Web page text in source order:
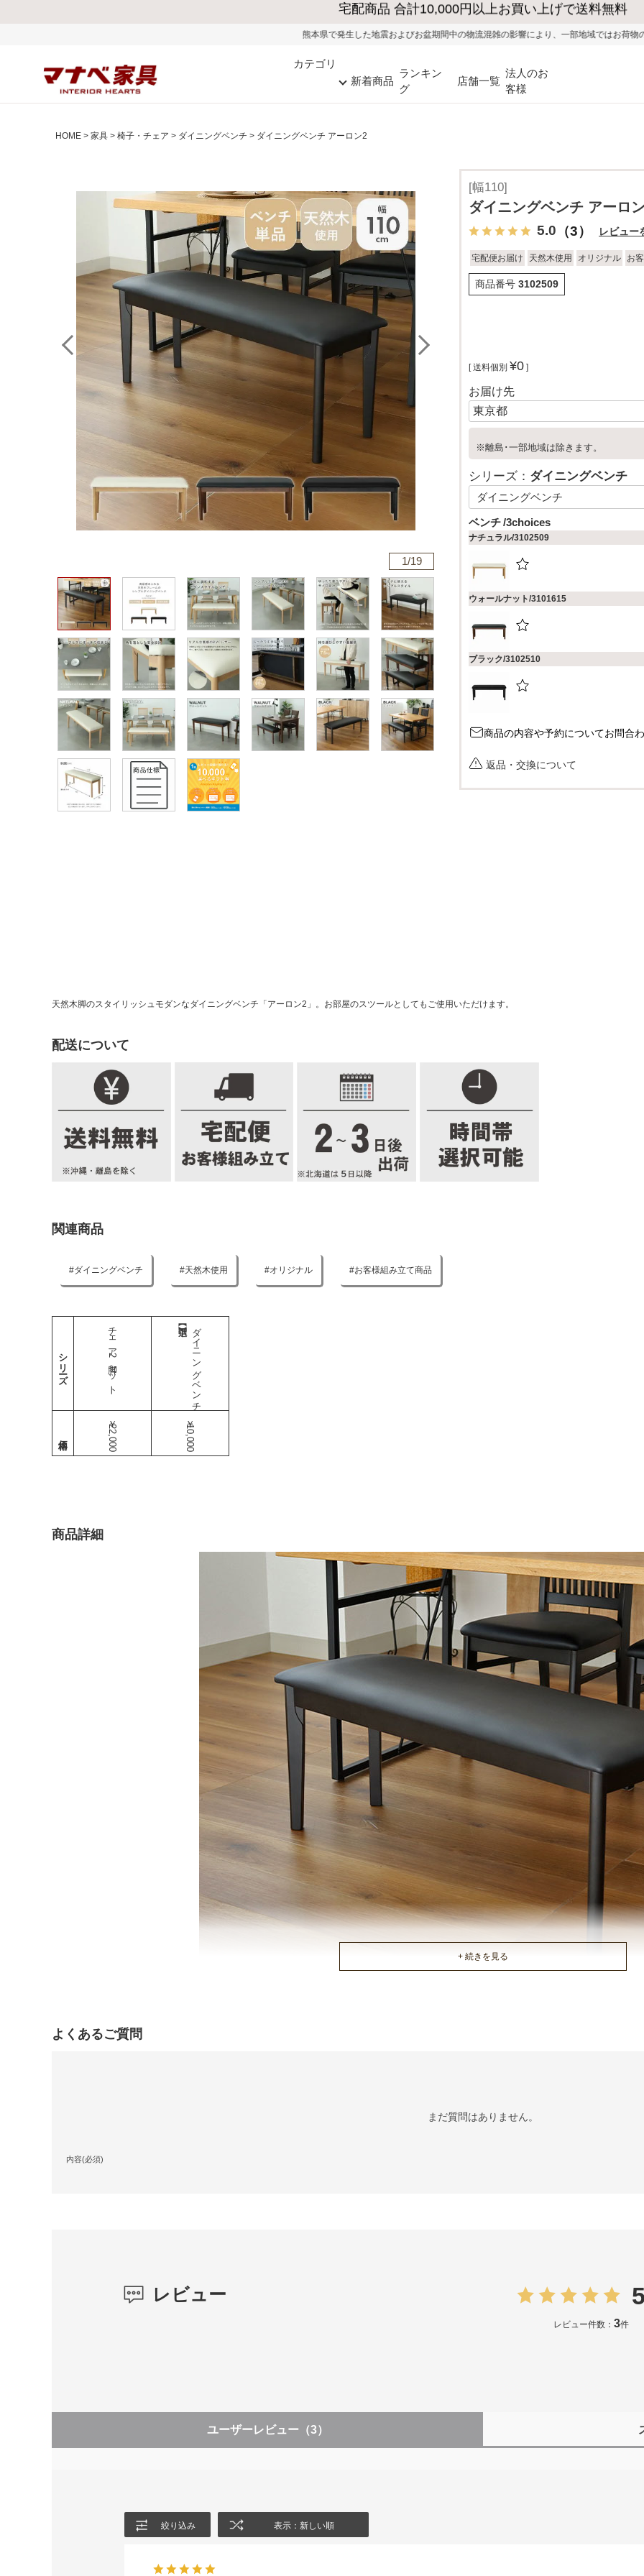
大型家具の送料・設置無料（※当社エリア）
熊本県で発生した地震およびお盆期間中の物流混雑の影響により、一部地域ではお荷物のお届けに遅れが生じる
カテゴリ
新着商品
ランキン
グ
店舗一覧
法人のお
客様
HOME 家具 椅子・チェア ダイニングベンチ ダイニングベンチ アーロン2
1/19
[幅110]
ダイニングベンチ アーロ
5.0 （3） レビュー
宅配便お届け 天然木使用 オリジナル お
商品番号 3102509
送料個別 ¥0
お届け先
※離島･一部地域は除きます。
シリーズ： ダイニングベンチ
ベンチ 3choices
ナチュラル/3102509
ウォールナット/3101615
ブラック/3102510
商品の内容や予約についてお問合
返品・交換について
天然木脚のスタイリッシュモダンなダイニングベンチ「アーロン2」。お部屋のスツールとしてもご使用いただけます。
配送について
関連商品
ダイニングベンチ 天然木使用 オリジナル お客様組み立て商品
シリーズ チェア2脚セット
￥22,000
ダイニングベンチ
￥10,000
商品詳細
よくあるご質問
まだ質問はありません。
内容(必須)
レビュー
レビュー件数： 3件
ユーザーレビュー （3）
絞り込み 表示：新しい順